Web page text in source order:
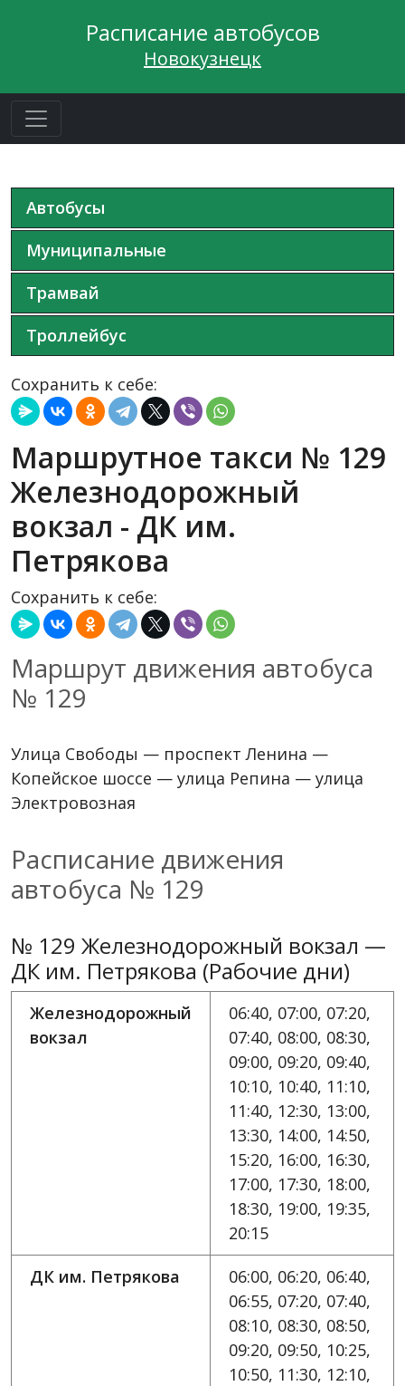
Расписание автобусов
Новокузнецк
Сохранить к себе:
Маршрутное такси № 129
Железнодорожный
вокзал - ДК им.
Петрякова
Сохранить к себе:
Маршрут движения автобуса
№ 129
Улица Свободы — проспект Ленина —
Копейское шоссе — улица Репина — улица
Электровозная
Расписание движения
автобуса № 129
№ 129 Железнодорожный вокзал —
ДК им. Петрякова (Рабочие дни)
Железнодорожный
вокзал
06:40, 07:00, 07:20,
07:40, 08:00, 08:30,
09:00, 09:20, 09:40,
10:10, 10:40, 11:10,
11:40, 12:30, 13:00,
13:30, 14:00, 14:50,
15:20, 16:00, 16:30,
17:00, 17:30, 18:00,
18:30, 19:00, 19:35,
20:15
ДК им. Петрякова
06:00, 06:20, 06:40,
06:55, 07:20, 07:40,
08:10, 08:30, 08:50,
09:20, 09:50, 10:25,
10:50, 11:30, 12:10,
Автобусы
Муниципальные
Трамвай
Троллейбус